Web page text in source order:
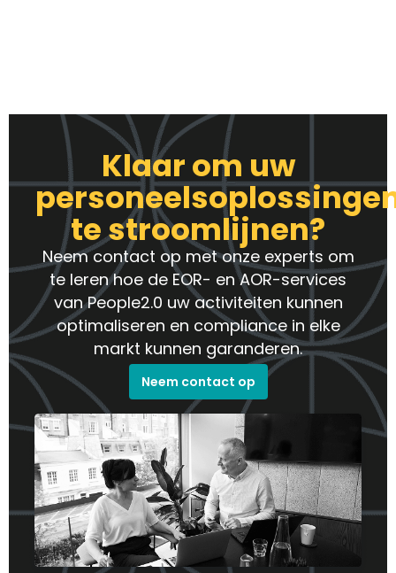
Klaar om uw
te stroomlijnen?
Neem contact op met onze experts om
te leren hoe de EOR- en AOR-services
van People2.0 uw activiteiten kunnen
optimaliseren en compliance in elke
markt kunnen garanderen.
Neem contact op